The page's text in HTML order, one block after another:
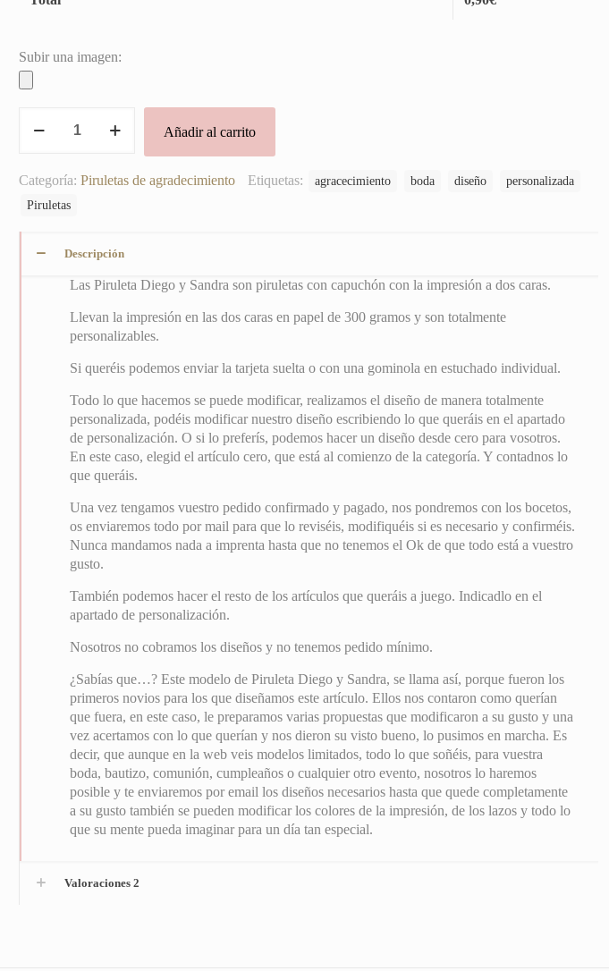
Subir una imagen:
Diego
Sandra
cantidad
Añadir al carrito
Categoría: Piruletas de agradecimiento Etiquetas: agracecimiento boda diseño
personalizada
Piruletas
Descripción
Las Piruleta Diego y Sandra son piruletas con capuchón con la impresión a dos caras.
Llevan la impresión en las dos caras en papel de 300 gramos y son totalmente
personalizables.
Si queréis podemos enviar la tarjeta suelta o con una gominola en estuchado individual.
Todo lo que hacemos se puede modificar, realizamos el diseño de manera totalmente
personalizada, podéis modificar nuestro diseño escribiendo lo que queráis en el apartado
de personalización. O si lo preferís, podemos hacer un diseño desde cero para vosotros.
En este caso, elegid el artículo cero, que está al comienzo de la categoría. Y contadnos lo
que queráis.
Una vez tengamos vuestro pedido confirmado y pagado, nos pondremos con los bocetos,
os enviaremos todo por mail para que lo reviséis, modifiquéis si es necesario y confirméis.
Nunca mandamos nada a imprenta hasta que no tenemos el Ok de que todo está a vuestro
gusto.
También podemos hacer el resto de los artículos que queráis a juego. Indicadlo en el
apartado de personalización.
Nosotros no cobramos los diseños y no tenemos pedido mínimo.
¿Sabías que…? Este modelo de Piruleta Diego y Sandra, se llama así, porque fueron los
primeros novios para los que diseñamos este artículo. Ellos nos contaron como querían
que fuera, en este caso, le preparamos varias propuestas que modificaron a su gusto y una
vez acertamos con lo que querían y nos dieron su visto bueno, lo pusimos en marcha. Es
decir, que aunque en la web veis modelos limitados, todo lo que soñéis, para vuestra
boda, bautizo, comunión, cumpleaños o cualquier otro evento, nosotros lo haremos
posible y te enviaremos por email los diseños necesarios hasta que quede completamente
a su gusto también se pueden modificar los colores de la impresión, de los lazos y todo lo
que su mente pueda imaginar para un día tan especial.
Valoraciones 2